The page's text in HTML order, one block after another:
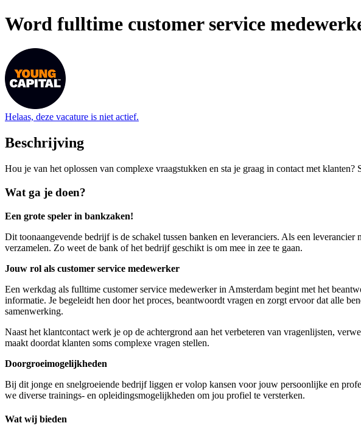
Word fulltime customer service
Helaas, deze vacature is niet actief.
Beschrijving
Hou je van het oplossen van complexe vraagstukken en sta je graag in contact met
Wat ga je doen?
Een grote speler in bankzaken!
Dit toonaangevende bedrijf is de schakel tussen banken en leveranciers. Als een
verzamelen. Zo weet de bank of het bedrijf geschikt is om mee in zee te gaan.
Jouw rol als customer service medewerker
Een werkdag als fulltime customer service medewerker in Amsterdam begint met het
informatie. Je begeleidt hen door het proces, beantwoordt vragen en zorgt ervoor dat alle
samenwerking.
Naast het klantcontact werk je op de achtergrond aan het verbeteren van vragenlijsten,
maakt doordat klanten soms complexe vragen stellen.
Doorgroeimogelijkheden
Bij dit jonge en snelgroeiende bedrijf liggen er volop kansen voor jouw persoonlijke en
we diverse trainings- en opleidingsmogelijkheden om jou profiel te versterken.
Wat wij bieden